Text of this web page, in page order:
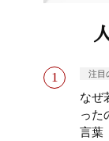
注目
なぜ
っ
言葉